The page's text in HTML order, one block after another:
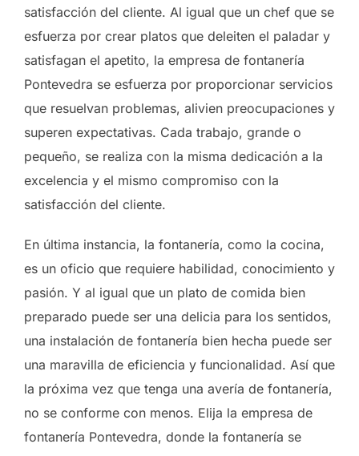
satisfacción del cliente. Al igual que un chef que se
esfuerza por crear platos que deleiten el paladar y
satisfagan el apetito, la empresa de fontanería
Pontevedra se esfuerza por proporcionar servicios
que resuelvan problemas, alivien preocupaciones y
superen expectativas. Cada trabajo, grande o
pequeño, se realiza con la misma dedicación a la
excelencia y el mismo compromiso con la
satisfacción del cliente.
En última instancia, la fontanería, como la cocina,
es un oficio que requiere habilidad, conocimiento y
pasión. Y al igual que un plato de comida bien
preparado puede ser una delicia para los sentidos,
una instalación de fontanería bien hecha puede ser
una maravilla de eficiencia y funcionalidad. Así que
la próxima vez que tenga una avería de fontanería,
no se conforme con menos. Elija la empresa de
fontanería Pontevedra, donde la fontanería se